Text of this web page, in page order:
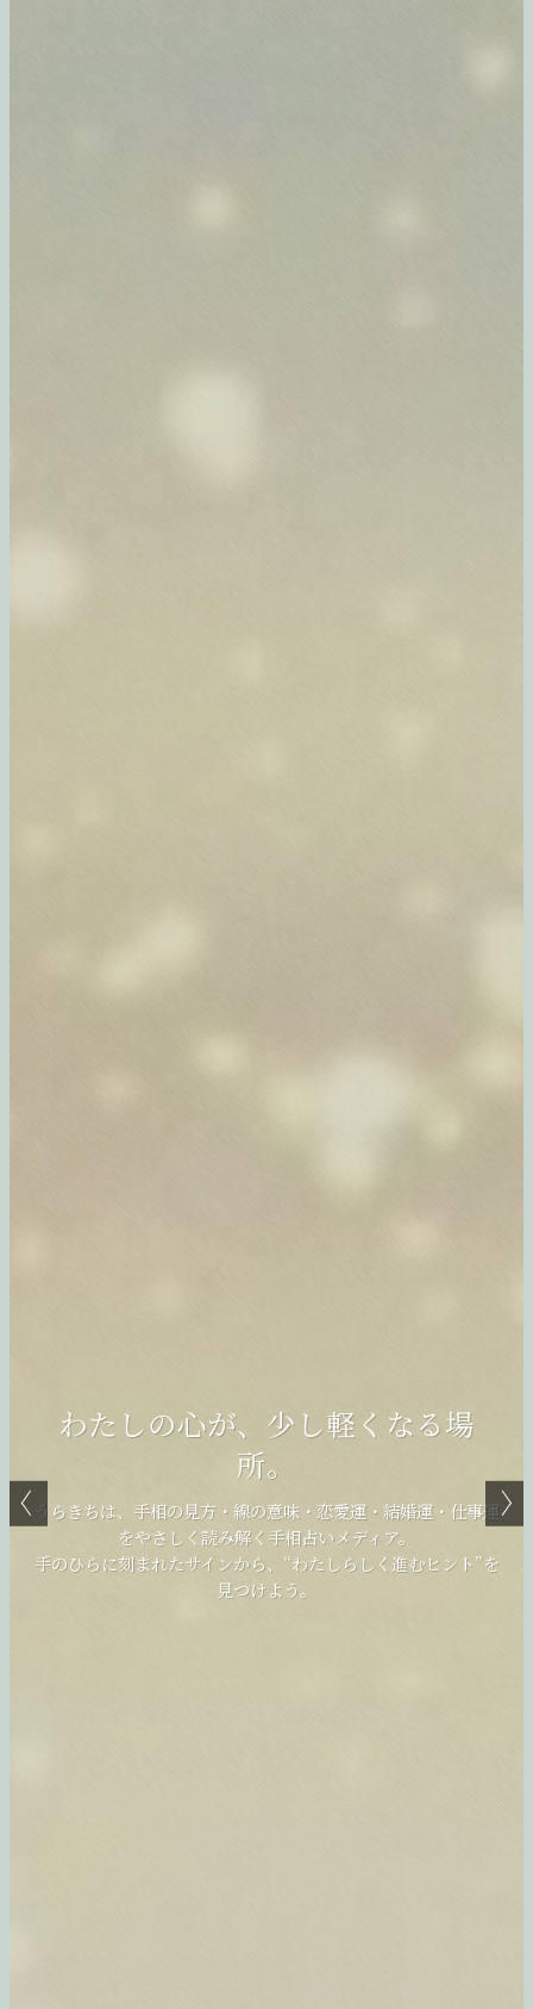
手のひらに刻まれた線が、今のわ
たしに大切なことを教えてくれ
る。
生命線・感情線・頭脳線・運命線・結婚線など、手のひらにあ
らわれるサインをやさしく読み解き、
手相の見方と線の意味から、恋
愛・結婚・仕事・人生のヒントを
届ける手相占いメディア。
生命線・感情線・頭脳線・運命線・結婚線など、手のひらにあ
らわれるサインをわかりやすく解説します。
自分らしく前に進むための“小さな気づき”を、毎日に。
手相の見方と線の意味を“やさしく
解く”場所、うらきち。
生命線・感情線・頭脳線・運命線・結婚線など、手のひらにあ
らわれるサインから、
恋愛・結婚・仕事・人生のヒントを見つけて。
わたしの心が、少し軽くなる場
所。
うらきちは、手相の見方・線の意味・恋愛運・結婚運・仕事運
をやさしく読み解く手相占いメディア。
手のひらに刻まれたサインから、“わたしらしく進むヒント”を
見つけよう。